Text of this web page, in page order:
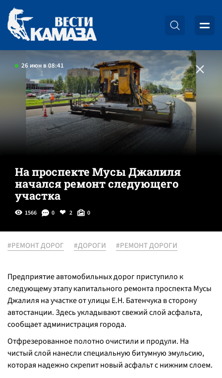
26 июн в 08:41
На проспекте Мусы Джалиля
начался ремонт следующего
участка
1566 0 2 0
#РЕМОНТ ДОРОГ #ДОРОГИ #РЕМОНТ ДОРОГИ
Предприятие автомобильных дорог приступило к
следующему этапу капитального ремонта проспекта Мусы
Джалиля на участке от улицы Е.Н. Батенчука в сторону
автостанции. Здесь укладывают свежий слой асфальта,
сообщает администрация города.
Отфрезерованное полотно очистили и продули. На
чистый слой нанесли специальную битумную эмульсию,
которая надежно скрепит новый асфальт с нижним слоем.